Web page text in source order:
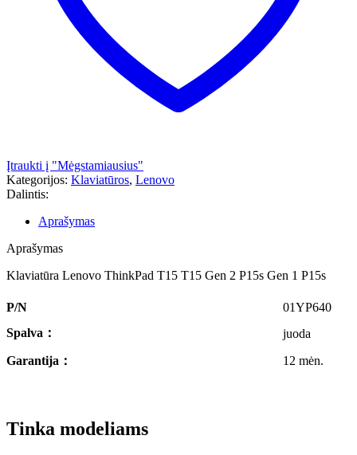
Įtraukti į "Mėgstamiausius"
Kategorijos: Klaviatūros, Lenovo
Dalintis:
Aprašymas
Aprašymas
Klaviatūra Lenovo ThinkPad T15 T15 Gen 2 P15s Gen 1 P15s
P/N
01YP640
Spalva ：
juoda
Garantija ： 12 mėn.
Tinka modeliams